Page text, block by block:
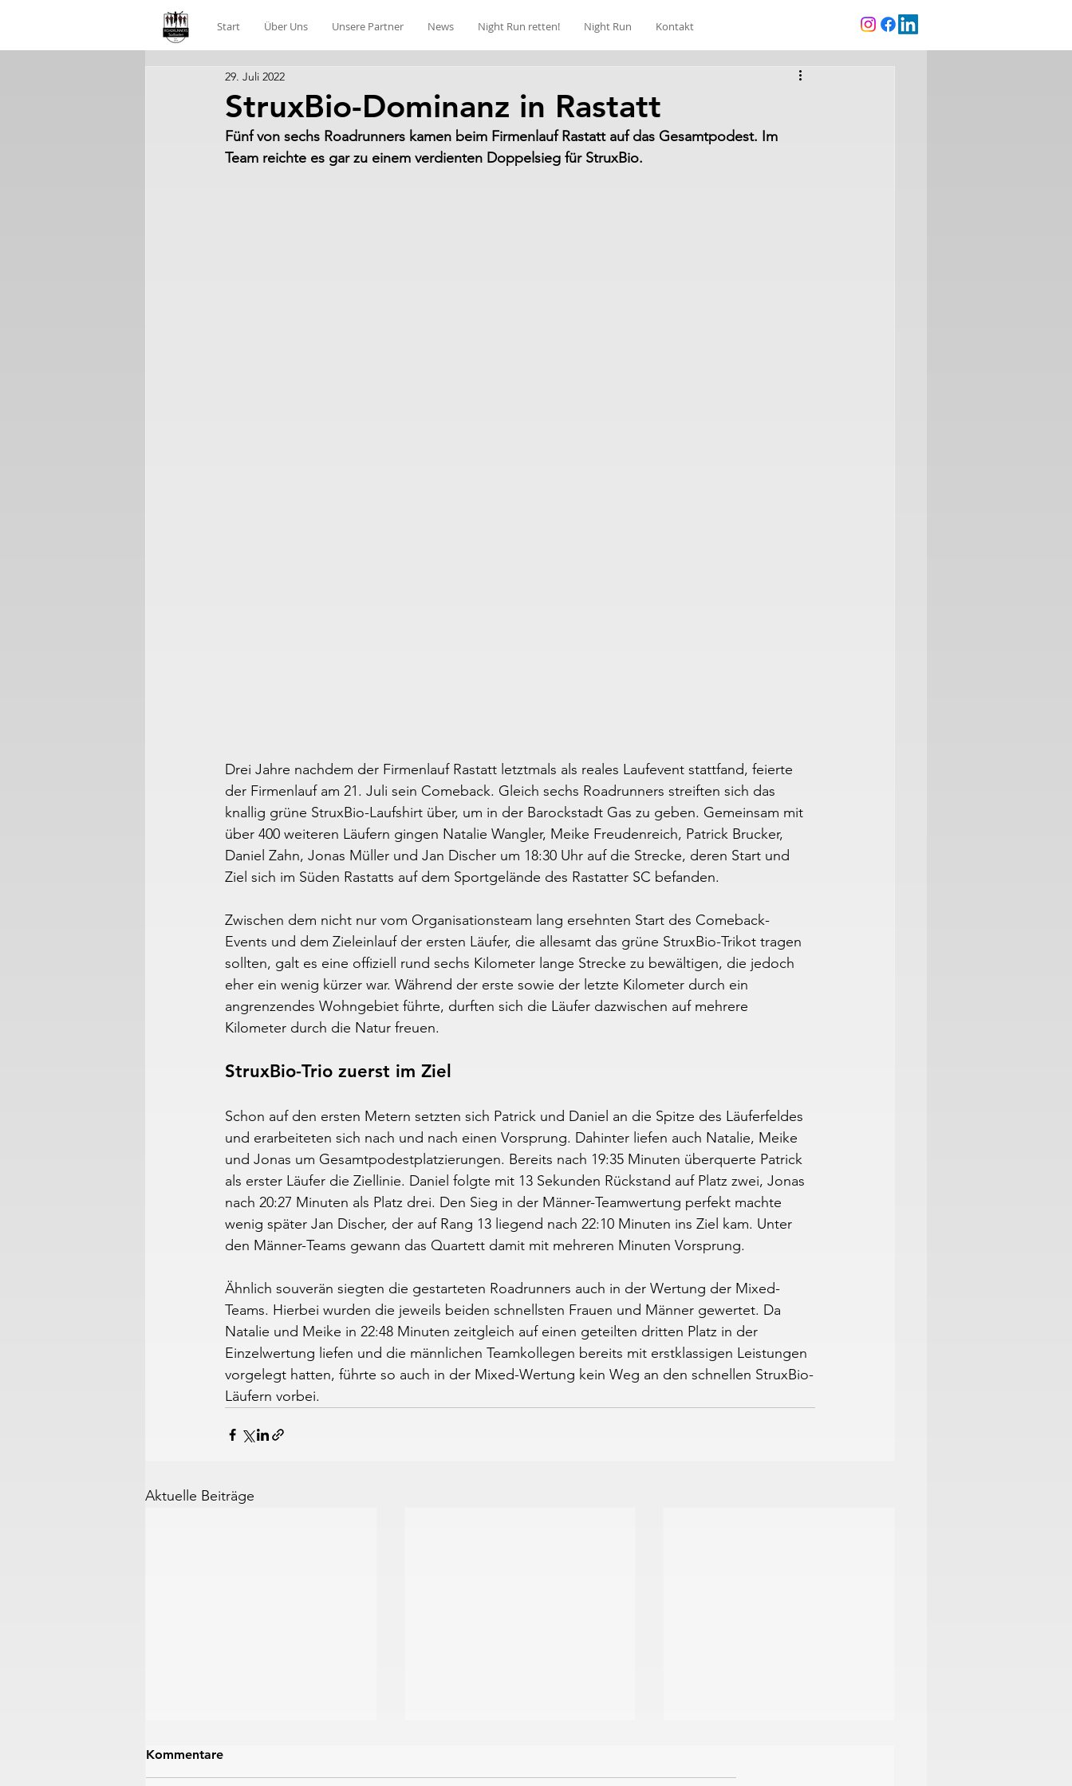
Start Über Uns Unsere Partner News Night Run retten! Night Run Kontakt
StruxBio-Dominanz in Rastatt
29. Juli 2022
Fünf von sechs Roadrunners kamen beim Firmenlauf Rastatt auf das Gesamtpodest. Im
Team reichte es gar zu einem verdienten Doppelsieg für StruxBio.
Drei Jahre nachdem der Firmenlauf Rastatt letztmals als reales Laufevent stattfand, feierte
der Firmenlauf am 21. Juli sein Comeback. Gleich sechs Roadrunners streiften sich das
knallig grüne StruxBio-Laufshirt über, um in der Barockstadt Gas zu geben. Gemeinsam mit
über 400 weiteren Läufern gingen Natalie Wangler, Meike Freudenreich, Patrick Brucker,
Daniel Zahn, Jonas Müller und Jan Discher um 18:30 Uhr auf die Strecke, deren Start und
Ziel sich im Süden Rastatts auf dem Sportgelände des Rastatter SC befanden.
Zwischen dem nicht nur vom Organisationsteam lang ersehnten Start des Comeback-
Events und dem Zieleinlauf der ersten Läufer, die allesamt das grüne StruxBio-Trikot tragen
sollten, galt es eine offiziell rund sechs Kilometer lange Strecke zu bewältigen, die jedoch
eher ein wenig kürzer war. Während der erste sowie der letzte Kilometer durch ein
angrenzendes Wohngebiet führte, durften sich die Läufer dazwischen auf mehrere
Kilometer durch die Natur freuen.
StruxBio-Trio zuerst im Ziel
Schon auf den ersten Metern setzten sich Patrick und Daniel an die Spitze des Läuferfeldes
und erarbeiteten sich nach und nach einen Vorsprung. Dahinter liefen auch Natalie, Meike
und Jonas um Gesamtpodestplatzierungen. Bereits nach 19:35 Minuten überquerte Patrick
als erster Läufer die Ziellinie. Daniel folgte mit 13 Sekunden Rückstand auf Platz zwei, Jonas
nach 20:27 Minuten als Platz drei. Den Sieg in der Männer-Teamwertung perfekt machte
wenig später Jan Discher, der auf Rang 13 liegend nach 22:10 Minuten ins Ziel kam. Unter
den Männer-Teams gewann das Quartett damit mit mehreren Minuten Vorsprung.
Ähnlich souverän siegten die gestarteten Roadrunners auch in der Wertung der Mixed-
Teams. Hierbei wurden die jeweils beiden schnellsten Frauen und Männer gewertet. Da
Natalie und Meike in 22:48 Minuten zeitgleich auf einen geteilten dritten Platz in der
Einzelwertung liefen und die männlichen Teamkollegen bereits mit erstklassigen Leistungen
vorgelegt hatten, führte so auch in der Mixed-Wertung kein Weg an den schnellen StruxBio-
Läufern vorbei.
Aktuelle Beiträge
Kommentare